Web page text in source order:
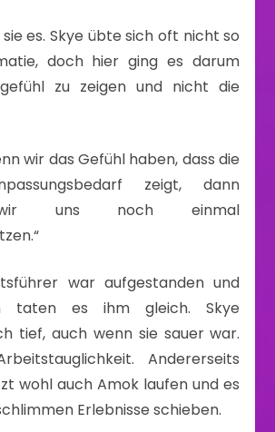
es. Skye übte sich oft nicht so
doch hier ging es darum
zu zeigen und nicht die
wir das Gefühl haben, dass die
zeigt, dann
uns noch einmal
war aufgestanden und
taten es ihm gleich. Skye
tief, auch wenn sie sauer war.
Andererseits
wohl auch Amok laufen und es
Erlebnisse schieben.